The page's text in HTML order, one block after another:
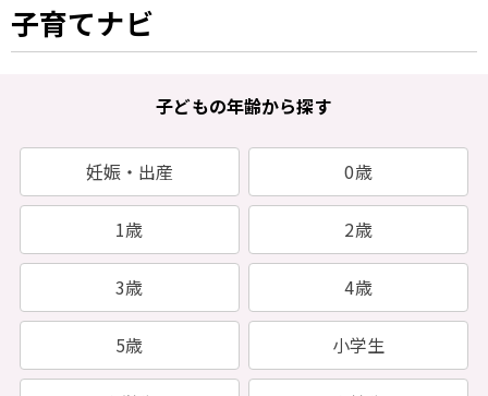
子育てナビ
子どもの年齢から探す
妊娠・出産 0歳
1歳 2歳
3歳 4歳
5歳 小学生